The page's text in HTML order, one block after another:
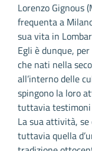
Lorenzo Gignous
frequenta a
sua vita in
Egli è dunque,
che nati nella
all’interno delle
spingono la loro
tuttavia testimoni
La sua attività,
tuttavia quella